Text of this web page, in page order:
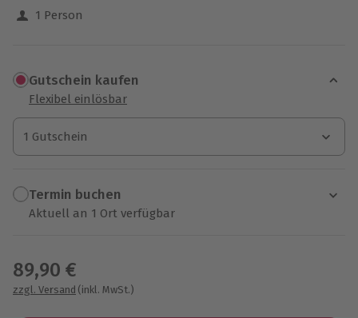
1 Person
Gutschein kaufen
Flexibel einlösbar
1 Gutschein
1 Gutschein
1 Gutschein
Termin buchen
Aktuell an 1 Ort verfügbar
89,90 €
zzgl. Versand (inkl. MwSt.)